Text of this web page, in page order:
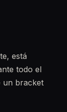
está
todo el
un bracket